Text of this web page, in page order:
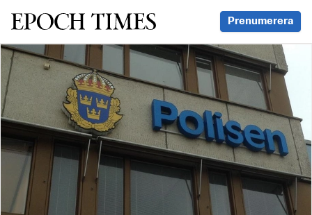
Svenska Epoch Times Prenumerera